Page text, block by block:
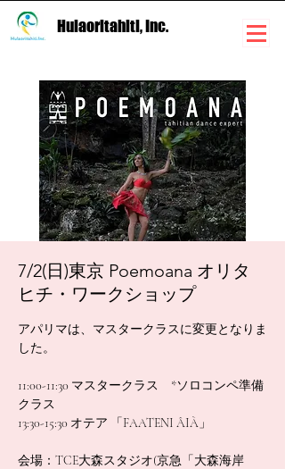
Hulaoritahiti, Inc.
7/2(日)東京 Poemoana オリタ
ヒチ・ワークショップ
アパリマは、マスタークラスに変更となりま
した。
11:00-11:30 マスタークラス *ソロコンペ準備
クラス
13:30-15:30 オテア 「FAATENI ÂIÀ」
会場：TCE大森スタジオ(京急「大森海岸